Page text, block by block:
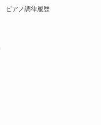
ピアノ調律履歴